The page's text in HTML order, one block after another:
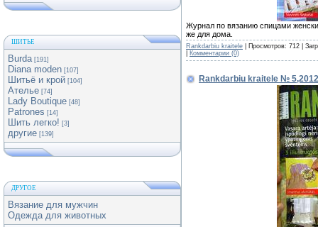
ШИТЬЕ
Burda [191]
Diana moden [107]
Шитьё и крой [104]
Ателье [74]
Lady Boutique [48]
Patrones [14]
Шить легко! [3]
другие [139]
ДРУГОЕ
Вязание для мужчин
Одежда для животных
Журнал по вязанию спицами
же для дома.
Rankdarbiu kraitele | Просмотров: 712 |
Комментарии (0)
Rankdarbiu kraitele № 5,2012